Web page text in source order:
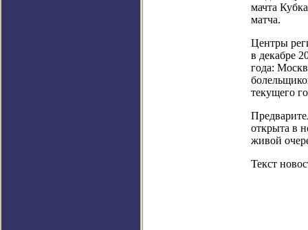
мачта
матча.
Центры
в декабре
года:
текущего
открыта в
живой
Текст